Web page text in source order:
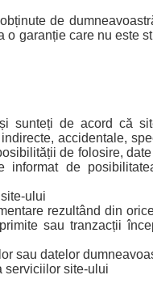
de
garanție care nu este
sunteți de acord că
accidentale,
de folosire,
de
ului
rezultând din
sau tranzacții
sau datelor
serviciilor site-ului